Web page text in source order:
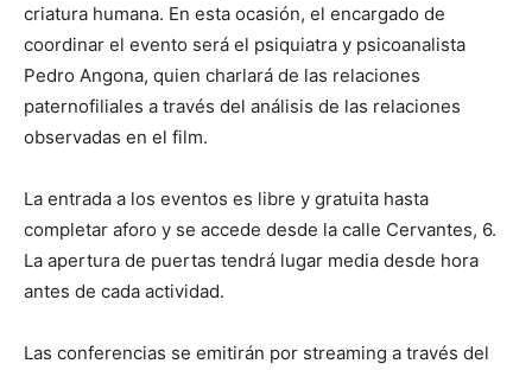
criatura humana. En esta ocasión, el encargado de
coordinar el evento será el psiquiatra y psicoanalista
Pedro Angona, quien charlará de las relaciones
paternofiliales a través del análisis de las relaciones
observadas en el film.
La entrada a los eventos es libre y gratuita hasta
completar aforo y se accede desde la calle Cervantes, 6.
La apertura de puertas tendrá lugar media desde hora
antes de cada actividad.
Las conferencias se emitirán por streaming a través del